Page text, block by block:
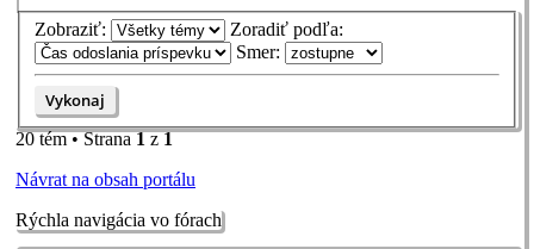
Zobraziť:
Zoradiť podľa:
Smer:
20 tém • Strana 1 z 1
Návrat na obsah portálu
Rýchla navigácia vo fórach